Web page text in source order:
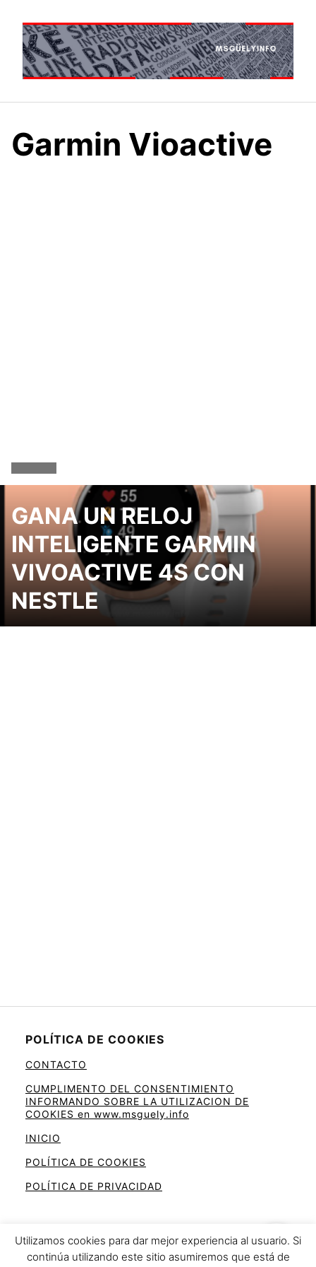
contenido
Garmin Vioactive
GANA UN RELOJ
INTELIGENTE GARMIN
VIVOACTIVE 4S CON
NESTLE
POLÍTICA DE COOKIES
CONTACTO
CUMPLIMENTO DEL CONSENTIMIENTO
INFORMANDO SOBRE LA UTILIZACION DE
COOKIES en www.msguely.info
INICIO
POLÍTICA DE COOKIES
POLÍTICA DE PRIVACIDAD
Utilizamos cookies para dar mejor experiencia al usuario. Si
continúa utilizando este sitio asumiremos que está de